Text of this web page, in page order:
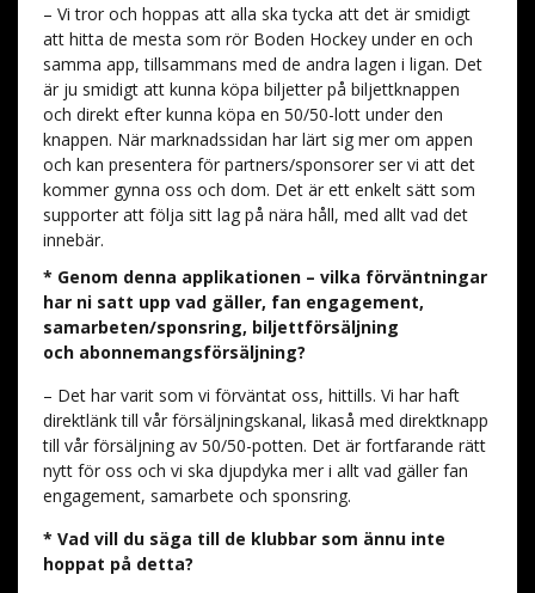
– Vi tror och hoppas att alla ska tycka att det är smidigt
att hitta de mesta som rör Boden Hockey under en och
samma app, tillsammans med de andra lagen i ligan. Det
är ju smidigt att kunna köpa biljetter på biljettknappen
och direkt efter kunna köpa en 50/50-lott under den
knappen. När marknadssidan har lärt sig mer om appen
och kan presentera för partners/sponsorer ser vi att det
kommer gynna oss och dom. Det är ett enkelt sätt som
supporter att följa sitt lag på nära håll, med allt vad det
innebär.
* Genom denna applikationen – vilka förväntningar
har ni satt upp vad gäller, fan engagement,
samarbeten/sponsring, biljettförsäljning
och abonnemangsförsäljning?
– Det har varit som vi förväntat oss, hittills. Vi har haft
direktlänk till vår försäljningskanal, likaså med direktknapp
till vår försäljning av 50/50-potten. Det är fortfarande rätt
nytt för oss och vi ska djupdyka mer i allt vad gäller fan
engagement, samarbete och sponsring.
* Vad vill du säga till de klubbar som ännu inte
hoppat på detta?